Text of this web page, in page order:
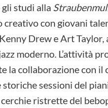
studi alla
creativo con giovani
Drew e Art
moderno. L’attività
la collaborazione con il
storiche sessioni del
ristrette del